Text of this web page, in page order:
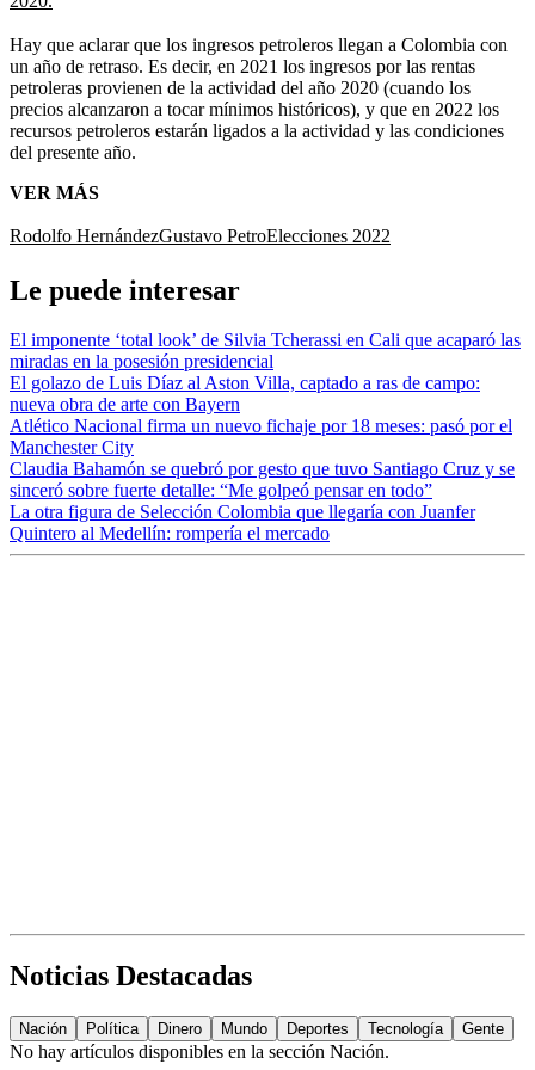
Hay que aclarar que los ingresos petroleros llegan a Colombia con
un año de retraso. Es decir, en 2021 los ingresos por las rentas
petroleras provienen de la actividad del año 2020 (cuando los
precios alcanzaron a tocar mínimos históricos), y que en 2022 los
recursos petroleros estarán ligados a la actividad y las condiciones
del presente año.
VER MÁS
Rodolfo HernándezGustavo PetroElecciones 2022
Le puede interesar
El imponente ‘total look’ de Silvia Tcherassi en Cali que acaparó las
miradas en la posesión presidencial
El golazo de Luis Díaz al Aston Villa, captado a ras de campo:
nueva obra de arte con Bayern
Atlético Nacional firma un nuevo fichaje por 18 meses: pasó por el
Manchester City
Claudia Bahamón se quebró por gesto que tuvo Santiago Cruz y se
sinceró sobre fuerte detalle: “Me golpeó pensar en todo”
La otra figura de Selección Colombia que llegaría con Juanfer
Quintero al Medellín: rompería el mercado
Noticias Destacadas
Nación Política Dinero Mundo Deportes Tecnología Gente
No hay artículos disponibles en la sección Nación.